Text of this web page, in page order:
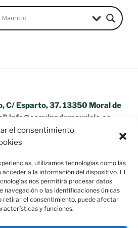
el consentimiento
utilizamos tecnologías como las
a la información del dispositivo. El
nos permitirá procesar datos
navegación o las identificaciones únicas
retirar el consentimiento, puede afectar
y funciones.
C/ Esparto, 37. 13350 Moral de
info@esquinademauricio.es